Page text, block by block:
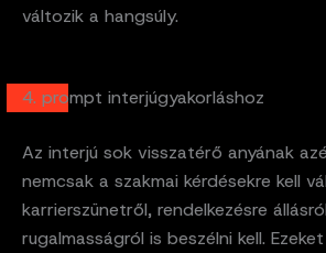
változik a hangsúly.
4. prompt interjúgyakorláshoz
Az interjú sok visszatérő anyának
nemcsak a szakmai kérdésekre kell
karrierszünetről, rendelkezésre
rugalmasságról is beszélni kell.